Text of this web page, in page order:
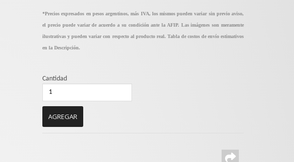
*Precios expresados en pesos argentinos, más IVA, los mismos pueden variar sin previo aviso,
el precio puede variar de acuerdo a su condición ante la AFIP. Las imágenes son meramente
ilustrativas y pueden variar con respecto al producto real. Tabla de costos de envío estimativos
en la Descripción.
Cantidad